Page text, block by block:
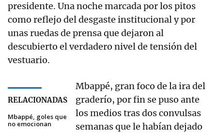
presidente. Una noche marcada por los pitos
como reflejo del desgaste institucional y por
unas ruedas de prensa que dejaron al
descubierto el verdadero nivel de tensión del
vestuario.
RELACIONADAS
Mbappé, goles que
no emocionan
Mbappé, gran foco de la ira del
graderío, por fin se puso ante
los medios tras dos convulsas
semanas que le habían dejado